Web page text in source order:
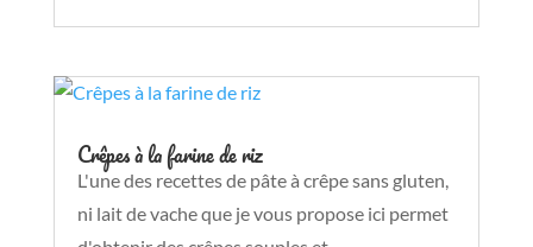
Crêpes à la farine de riz
L'une des recettes de pâte à crêpe sans gluten,
ni lait de vache que je vous propose ici permet